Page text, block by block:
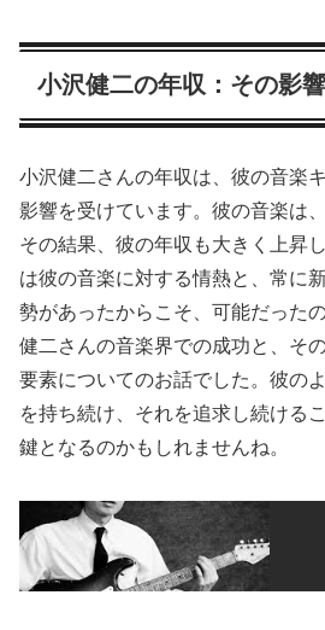
小沢健二の年収：その影響
小沢健二さんの年収は、彼の音楽
影響を受けています。彼の音楽は
その結果、彼の年収も大きく上昇
は彼の音楽に対する情熱と、常に
勢があったからこそ、可能だった
健二さんの音楽界での成功と、そ
要素についてのお話でした。彼の
を持ち続け、それを追求し続ける
鍵となるのかもしれませんね。